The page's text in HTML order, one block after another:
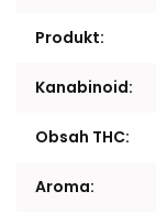
Produkt:
Kanabinoid:
Obsah THC:
Aroma: